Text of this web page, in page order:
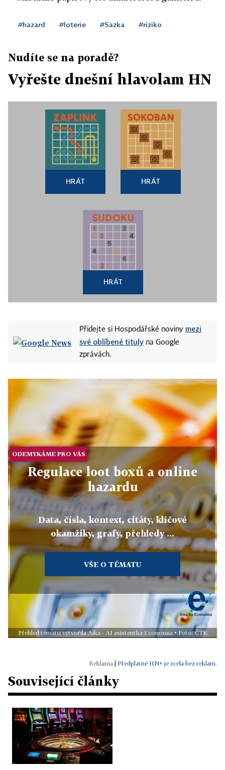
#hazard #loterie #Sazka #riziko
Nudíte se na poradě?
Vyřešte dnešní hlavolam HN
HRÁT HRÁT
HRÁT
Přidejte si Hospodářské noviny mezi
své oblíbené tituly na Google
zprávách.
ODEMYKÁME PRO VÁS
Regulace loot boxů a online
hazardu
Data, čísla, kontext, citáty, klíčové
okamžiky, grafy, přehledy ...
VŠE O TÉMATU
Přehled tématu vytvořila Aika - AI asistentka Economia • Foto: ČTK
| Předplatné HN+ je zcela bez reklam.
Související články